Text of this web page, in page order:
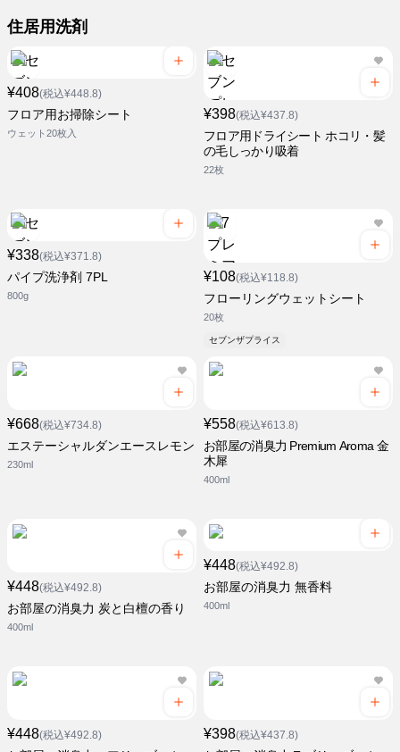
住居用洗剤
¥408(税込¥448.8)
フロア用お掃除シート
ウェット20枚入
¥398(税込¥437.8)
フロア用ドライシート ホコリ・髪
の毛しっかり吸着
22枚
¥338(税込¥371.8)
パイプ洗浄剤 7PL
800g
¥108(税込¥118.8)
フローリングウェットシート
20枚
セブンザプライス
¥668(税込¥734.8)
エステーシャルダンエースレモン
230ml
¥558(税込¥613.8)
お部屋の消臭力 Premium Aroma 金
木犀
400ml
¥448(税込¥492.8)
お部屋の消臭力 炭と白檀の香り
400ml
¥448(税込¥492.8)
お部屋の消臭力 無香料
400ml
¥448(税込¥492.8) ¥398(税込¥437.8)